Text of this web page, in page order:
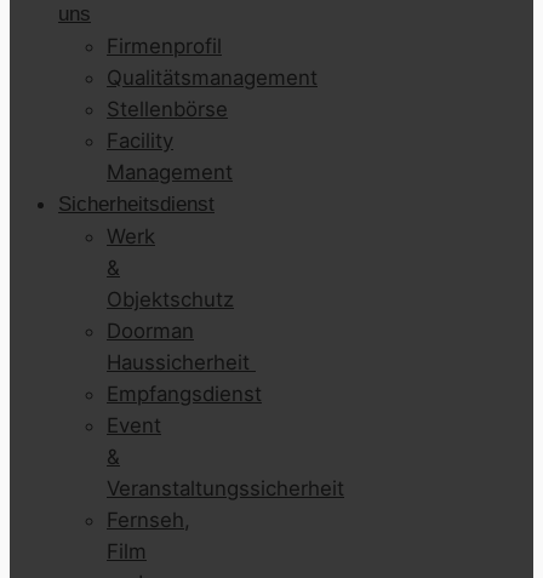
uns
Firmenprofil
Qualitätsmanagement
Stellenbörse
Facility
Management
Sicherheitsdienst
Werk
&
Objektschutz
Doorman
Haussicherheit
Empfangsdienst
Event
&
Veranstaltungssicherheit
Fernseh,
Film